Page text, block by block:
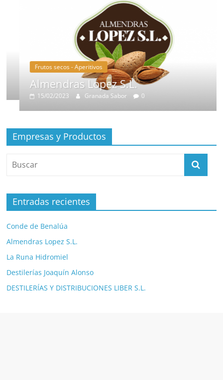
Frutos secos - Aperitivos
Almendras Lopez S.L.
15/02/2023 Granada Sabor
Empresas y Productos
Entradas recientes
Conde de Benalúa
Almendras Lopez S.L.
La Runa Hidromiel
Destilerías Joaquín Alonso
DESTILERÍAS Y DISTRIBUCIONES LIBER S.L.